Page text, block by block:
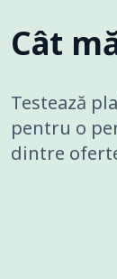
Cât
Testează
pentru o
dintre